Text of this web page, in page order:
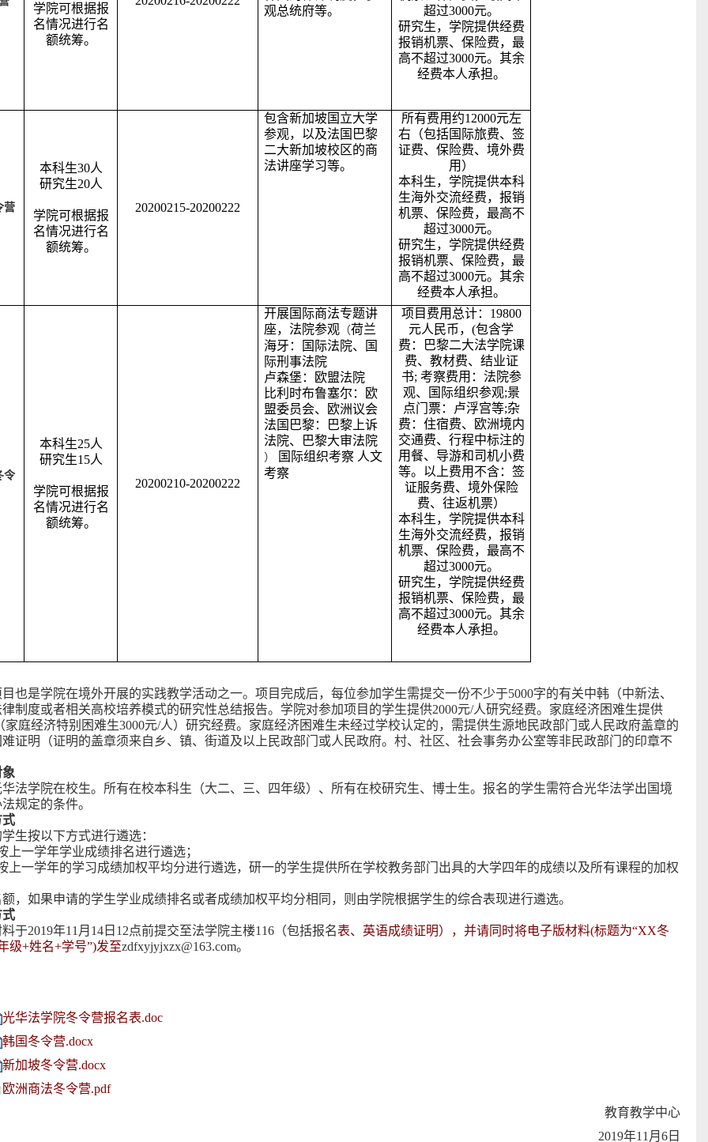
学院可根据报
名情况进行名
额统筹。
观总统府等。
超过3000元。
研究生，学院提供经费
报销机票、保险费，最
高不超过3000元。其余
经费本人承担。
营
本科生30人
研究生20人
学院可根据报
名情况进行名
额统筹。
20200215-20200222
包含新加坡国立大学
参观，以及法国巴黎
二大新加坡校区的商
法讲座学习等。
所有费用约12000元左
右（包括国际旅费、签
证费、保险费、境外费
用）
本科生，学院提供本科
生海外交流经费，报销
机票、保险费，最高不
超过3000元。
研究生，学院提供经费
报销机票、保险费，最
高不超过3000元。其余
经费本人承担。
令
本科生25人
研究生15人
学院可根据报
名情况进行名
额统筹。
20200210-20200222
开展国际商法专题讲
座， 法院参观 （荷兰
海牙：国际法院、国
际刑事法院
卢森堡：欧盟法院
比利时布鲁塞尔：欧
盟委员会、欧洲议会
法国巴黎：巴黎上诉
法院、巴黎大审法院
）
国际组织考察 人文
考察
项目费用总计：19800
元人民币，(包含学
费：巴黎二大法学院课
费、教材费、结业证
书; 考察费用：法院参
观、国际组织参观;景
点门票：卢浮宫等;杂
费：住宿费、欧洲境内
交通费、行程中标注的
用餐、导游和司机小费
等。以上费用不含：签
证服务费、境外保险
费、往返机票）
本科生，学院提供本科
生海外交流经费，报销
机票、保险费，最高不
超过3000元。
研究生，学院提供经费
报销机票、保险费，最
高不超过3000元。其余
经费本人承担。
也是学院在境外开展的实践教学活动之一。项目完成后，每位参加学生需提交一份不少于5000字的有关中韩（中新法、
制度或者相关高校培养模式的研究性总结报告。学院对参加项目的学生提供2000元/人研究经费。家庭经济困难生提供
家庭经济特别困难生3000元/人）研究经费。家庭经济困难生未经过学校认定的，需提供生源地民政部门或人民政府盖章的
证明（证明的盖章须来自乡、镇、街道及以上民政部门或人民政府。村、社区、社会事务办公室等非民政部门的印章不
法学院在校生。所有在校本科生（大二、三、四年级）、所有在校研究生、博士生。报名的学生需符合光华法学出国境
规定的条件。
式
生按以下方式进行遴选：
上一学年学业成绩排名进行遴选；
上一学年的学习成绩加权平均分进行遴选，研一的学生提供所在学校教务部门出具的大学四年的成绩以及所有课程的加权
，如果申请的学生学业成绩排名或者成绩加权平均分相同，则由学院根据学生的综合表现进行遴选。
式
于2019年11月14日12点前提交至法学院主楼116（包括报名表、 英语成绩证明）
，并请同时将电子版材料(标题为“XX冬
级+姓名+学号”)发至zdfxyjyjxzx@163.com。
光华法学院冬令营报名表.doc
韩国冬令营.docx
新加坡冬令营.docx
欧洲商法冬令营.pdf
教育教学中心
2019年11月6日